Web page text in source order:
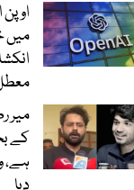
میں
میر
کے
ہے،